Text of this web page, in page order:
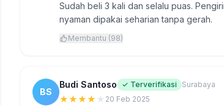
Sudah beli 3 kali dan selalu puas.
nyaman dipakai seharian tanpa gerah.
Membantu (98)
BS
Budi Santoso ✓ Terverifikasi Surabaya
★★★★ ★ 20 Feb 2025